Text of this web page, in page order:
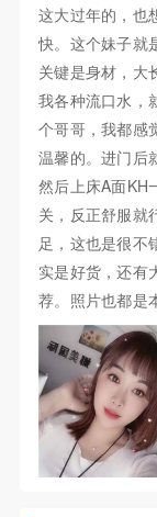
这大过年的，也
快。这个妹子就
关键是身材，大
我各种流口水，
个哥哥，我都感
温馨的。进门后
然后上床A面KH
关，反正舒服就
足，这也是很不
实是好货，还有
荐。照片也都是